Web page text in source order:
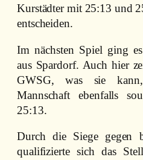
Kurstädter mit 25:13 und
entscheiden.
Im nächsten Spiel ging
aus Spardorf. Auch hier
GWSG, was sie
Mannschaft ebenfalls
25:13.
Durch die Siege gegen
qualifizierte sich das